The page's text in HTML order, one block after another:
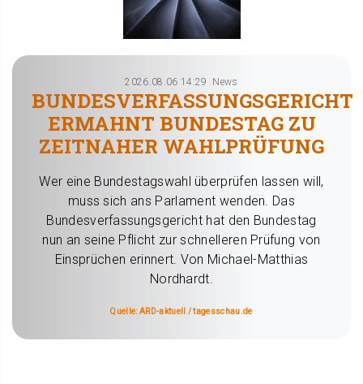
2026.08.06 14:29 News
BUNDESVERFASSUNGSGERICHT
ERMAHNT BUNDESTAG ZU
ZEITNAHER WAHLPRÜFUNG
Wer eine Bundestagswahl überprüfen lassen will,
muss sich ans Parlament wenden. Das
Bundesverfassungsgericht hat den Bundestag
nun an seine Pflicht zur schnelleren Prüfung von
Einsprüchen erinnert. Von Michael-Matthias
Nordhardt.
Quelle: ARD-aktuell / tagesschau.de